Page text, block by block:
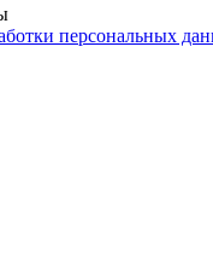
персональных